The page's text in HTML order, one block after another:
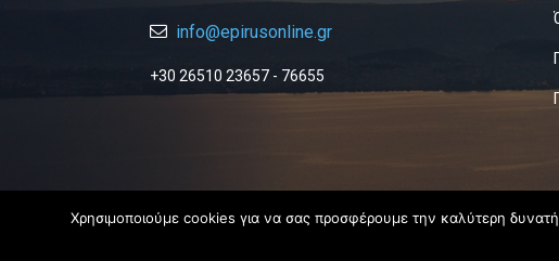
info@epirusonline.gr
+30 26510 23657 - 76655
Χρησιμοποιούμε cookies για να σας προσφέρουμε την καλύτερη δυνατή